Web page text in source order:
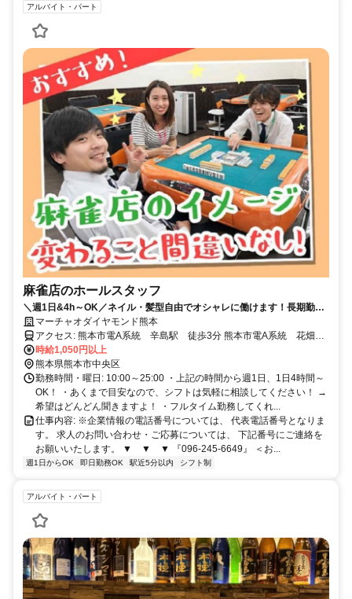
アルバイト・パート
麻雀店のホールスタッフ
＼週1日&4h～OK／ネイル・髪型自由でオシャレに働けます！長期勤務
出来る方大歓迎！
マーチャオダイヤモンド熊本
アクセス: 熊本市電A系統 辛島駅 徒歩3分 熊本市電A系統 花畑
駅 徒歩4分
時給1,050円以上
熊本県熊本市中央区
勤務時間・曜日: 10:00～25:00 ・上記の時間から週1日、1日4時間～
OK！ ・あくまで目安なので、シフトは気軽に相談してください！ →
希望はどんどん聞きますよ！ ・フルタイム勤務してくれ...
仕事内容: ※企業情報の電話番号については、 代表電話番号となりま
す。 求人のお問い合わせ・ご応募については、 下記番号にご連絡を
お願いいたします。 ▼ ▼ ▼ 『096-245-6649』 ＜お...
週1日からOK 即日勤務OK 駅近5分以内 シフト制
アルバイト・パート